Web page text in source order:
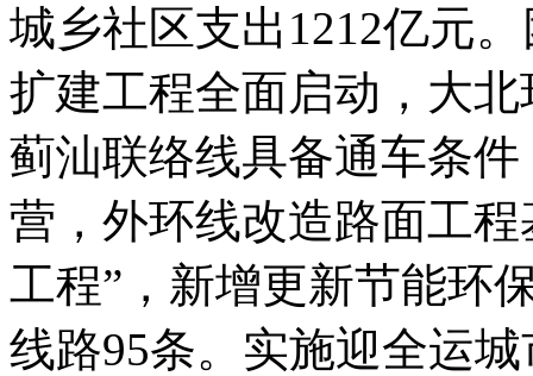
城乡社区支出1212亿元
扩建工程全面启动，大
蓟汕联络线具备通车条
营，外环线改造路面工
工程”，新增更新节能环
线路95条。实施迎全运